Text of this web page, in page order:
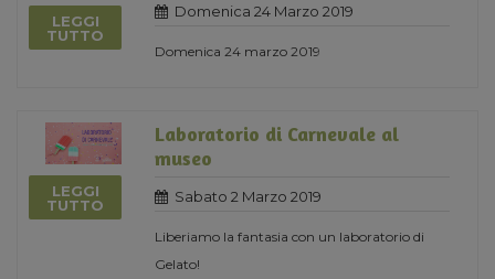
LEGGI
TUTTO
Domenica 24 Marzo 2019
Domenica 24 marzo 2019
LEGGI
TUTTO
Laboratorio di Carnevale al
museo
Sabato 2 Marzo 2019
Liberiamo la fantasia con un laboratorio di
Gelato!